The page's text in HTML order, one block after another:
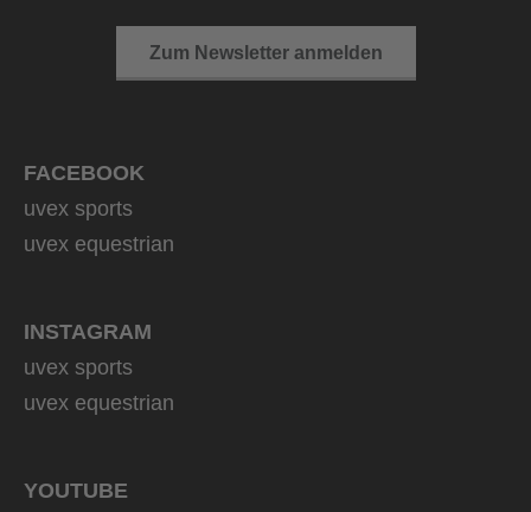
Zum Newsletter anmelden
FACEBOOK
uvex sports
uvex equestrian
INSTAGRAM
uvex sports
uvex equestrian
YOUTUBE